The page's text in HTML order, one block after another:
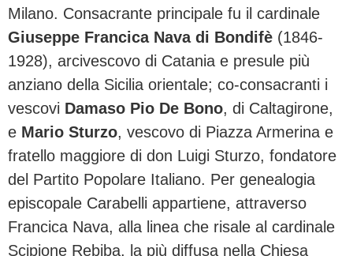
Milano. Consacrante principale fu il cardinale
Giuseppe Francica Nava di Bondifè (1846-
1928), arcivescovo di Catania e presule più
anziano della Sicilia orientale; co-consacranti i
vescovi Damaso Pio De Bono, di Caltagirone,
e Mario Sturzo, vescovo di Piazza Armerina e
fratello maggiore di don Luigi Sturzo, fondatore
del Partito Popolare Italiano. Per genealogia
episcopale Carabelli appartiene, attraverso
Francica Nava, alla linea che risale al cardinale
Scipione Rebiba, la più diffusa nella Chiesa